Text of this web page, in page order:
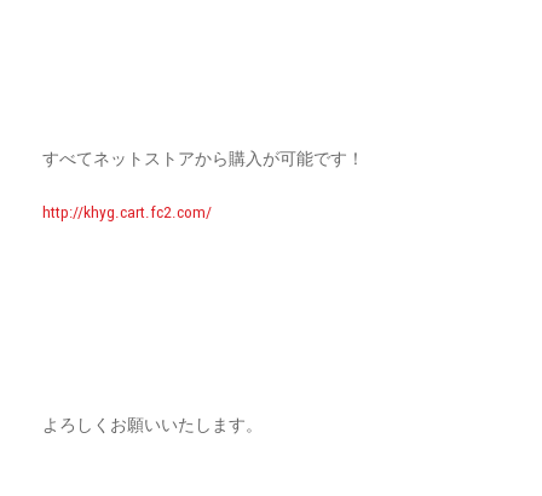
すべてネットストアから購入が可能です！
http://khyg.cart.fc2.com/
よろしくお願いいたします。